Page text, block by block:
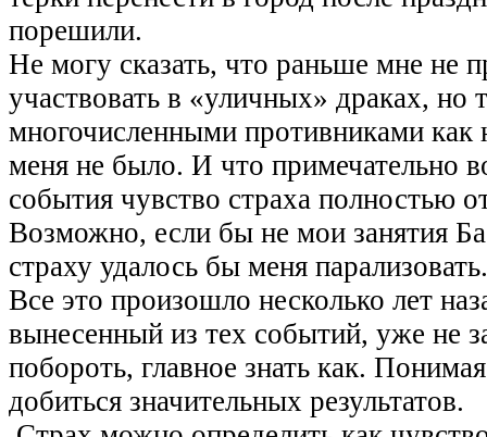
порешили.
Не могу сказать, что раньше мне не
участвовать в «уличных» драках, но
многочисленными противниками как
меня не было. И что примечательно
события чувство страха полностью
Возможно, если бы не мои занятия
страху удалось бы меня парализовать.
Все это произошло несколько лет
вынесенный из тех событий, уже не
побороть, главное знать как.
добиться значительных результатов.